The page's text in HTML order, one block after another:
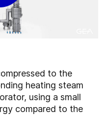
to the
heating steam
using a small
compared to the